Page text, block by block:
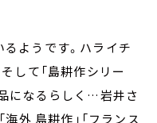
ようです。ハライチ
して「島耕作シリー
になるらしく…岩井さ
外 島耕作」「フランス